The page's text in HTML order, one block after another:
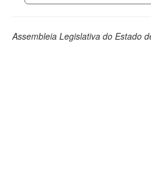
Assembleia Legislativa do Estado